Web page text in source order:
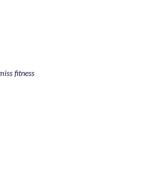
fitness